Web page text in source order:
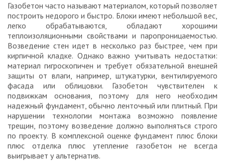
Газобетон часто называют материалом, который позволяет
построить недорого и быстро. Блоки имеют небольшой вес,
легко обрабатываются, обладают хорошими
теплоизоляционными свойствами и паропроницаемостью.
Возведение стен идет в несколько раз быстрее, чем при
кирпичной кладке. Однако важно учитывать недостатки:
материал гигроскопичен и требует обязательной внешней
защиты от влаги, например, штукатурки, вентилируемого
фасада или облицовки. Газобетон чувствителен к
подвижкам основания, поэтому для него необходим
надежный фундамент, обычно ленточный или плитный. При
нарушении технологии монтажа возможно появление
трещин, поэтому возведение должно выполняться строго
по проекту. В комплексной оценке фундамент плюс блоки
плюс отделка плюс утепление газобетон не всегда
выигрывает у альтернатив.